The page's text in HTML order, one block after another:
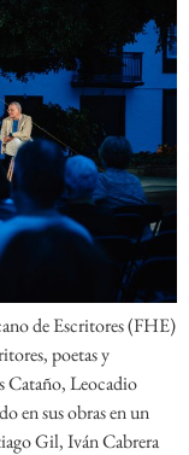
de Escritores (FHE)
poetas y
Cataño, Leocadio
en sus obras en un
Gil, Iván Cabrera